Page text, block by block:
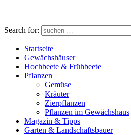
Search for:
Startseite
Gewächshäuser
Hochbeete & Frühbeete
Pflanzen
Gemüse
Kräuter
Zierpflanzen
Pflanzen im Gewächshaus
Magazin & Tipps
Garten & Landschaftsbauer